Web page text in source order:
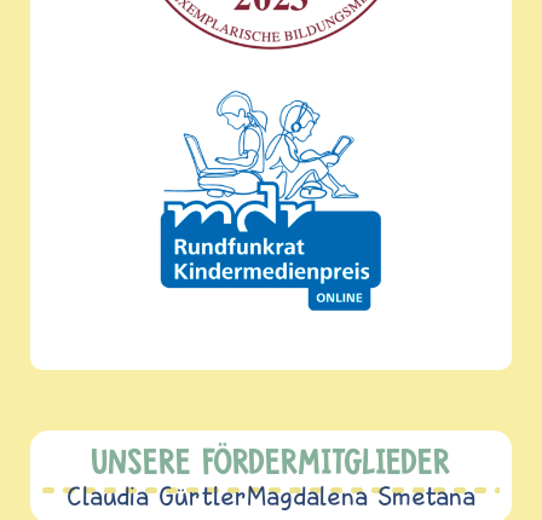
UNSERE FÖRDERMITGLIEDER
Claudia GürtlerMagdalena Smetana